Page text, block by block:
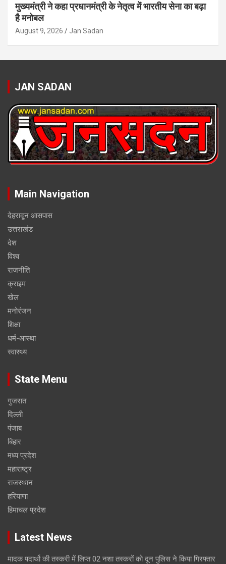
मुख्यमंत्री ने कहा प्रधानमंत्री के नेतृत्व में भारतीय सेना का बढ़ा
है मनोबल
August 9, 2026 Jan Sadan
JAN SADAN
Main Navigation
देहरादून आसपास
उत्तराखंड
देश
विश्व
राजनीति
क्राइम
खेल
मनोरंजन
शिक्षा
धर्म-आस्था
स्वास्थ्य
State Menu
गुजरात
दिल्ली
पंजाब
बिहार
मध्य प्रदेश
महाराष्ट्र
राजस्थान
हरियाणा
हिमाचल प्रदेश
Latest News
मादक पदार्थो की तस्करी में लिप्त 02 नशा तस्करों को दून पुलिस ने किया गिरफ्तार